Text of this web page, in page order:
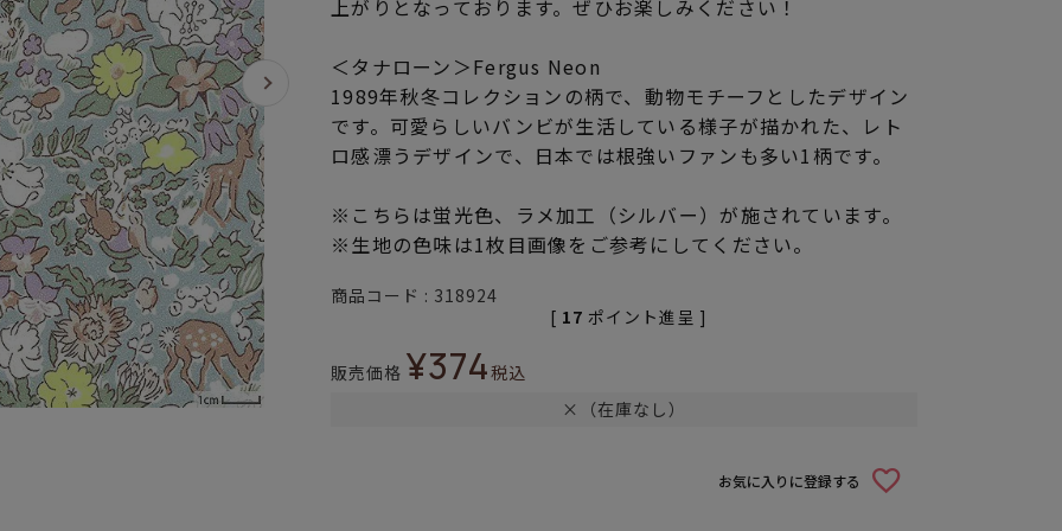
上がりとなっております。ぜひお楽しみください！
＜タナローン＞Fergus Neon
1989年秋冬コレクションの柄で、動物モチーフとしたデザイン
です。可愛らしいバンビが生活している様子が描かれた、レト
ロ感漂うデザインで、日本では根強いファンも多い1柄です。
※こちらは蛍光色、ラメ加工（シルバー）が施されています。
※生地の色味は1枚目画像をご参考にしてください。
商品コード 318924
販売価格 ¥374税込
[ 17 ポイント進呈 ]
×（在庫なし）
お気に入りに登録する